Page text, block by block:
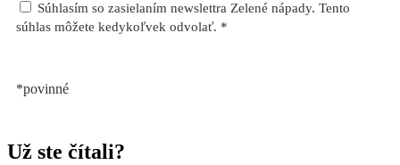
Súhlasím so zasielaním newslettra Zelené nápady. Tento
súhlas môžete kedykoľvek odvolať. *
*povinné
Už ste čítali?